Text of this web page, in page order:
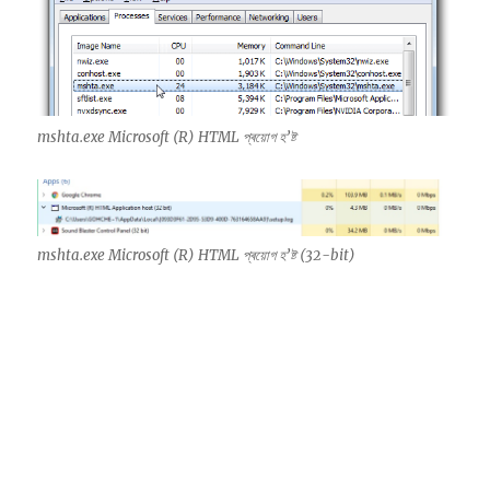
mshta.exe Microsoft (R) HTML প্ৰয়োগ হ’ষ্ট
mshta.exe Microsoft (R) HTML প্ৰয়োগ হ’ষ্ট (32-bit)